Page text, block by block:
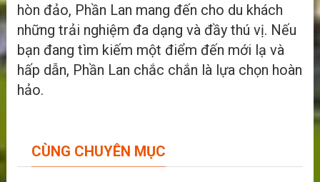
hòn đảo, Phần Lan mang đến cho du khách
những trải nghiệm đa dạng và đầy thú vị. Nếu
bạn đang tìm kiếm một điểm đến mới lạ và
hấp dẫn, Phần Lan chắc chắn là lựa chọn hoàn
hảo.
CÙNG CHUYÊN MỤC